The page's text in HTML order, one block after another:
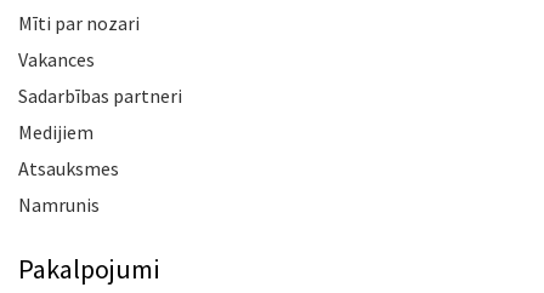
Mīti par nozari
Vakances
Sadarbības partneri
Medijiem
Atsauksmes
Namrunis
Pakalpojumi